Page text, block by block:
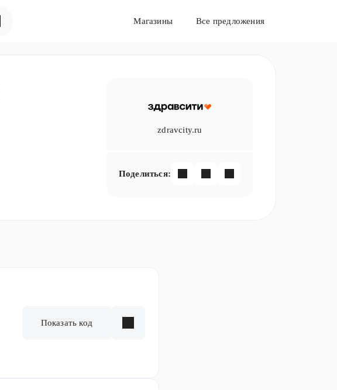
Магазины Все предложения
zdravcity.ru
Поделиться:
Показать код